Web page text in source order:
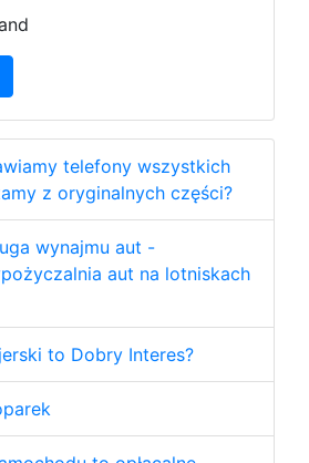
telefony wszystkich
z oryginalnych części?
wynajmu aut -
aut na lotniskach
to Dobry Interes?